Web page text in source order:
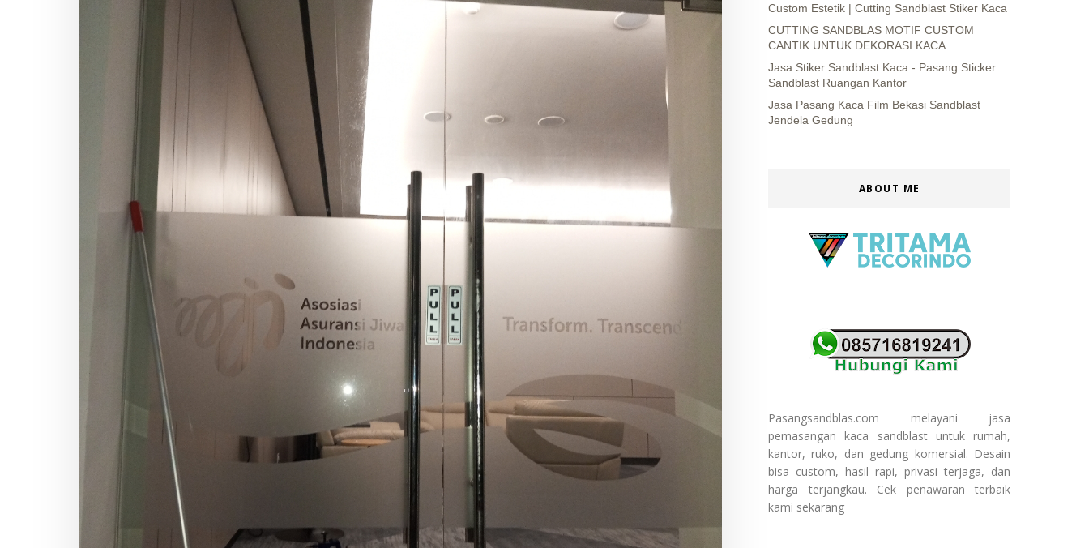
Custom Estetik | Cutting Sandblast Stiker Kaca
CUTTING SANDBLAS MOTIF CUSTOM
CANTIK UNTUK DEKORASI KACA
Jasa Stiker Sandblast Kaca - Pasang Sticker
Sandblast Ruangan Kantor
Jasa Pasang Kaca Film Bekasi Sandblast
Jendela Gedung
ABOUT ME
Pasangsandblas.com melayani jasa
pemasangan kaca sandblast untuk rumah,
kantor, ruko, dan gedung komersial. Desain
bisa custom, hasil rapi, privasi terjaga, dan
harga terjangkau. Cek penawaran terbaik
kami sekarang